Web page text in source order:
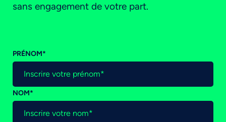
sans engagement de votre part.
PRÉNOM*
NOM*